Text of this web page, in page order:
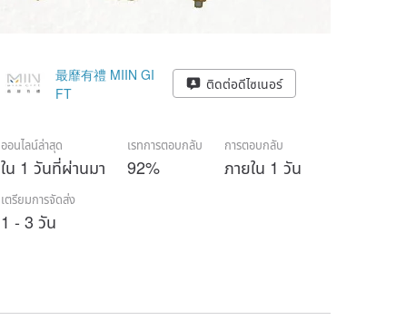
最靡有禮 MIIN GI
FT
ติดต่อดีไซเนอร์
ออนไลน์ล่าสุด
ใน 1 วันที่ผ่านมา
เรทการตอบกลับ
92%
การตอบกลับ
ภายใน 1 วัน
เตรียมการจัดส่ง
1 - 3 วัน